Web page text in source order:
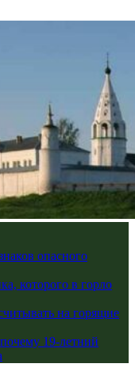
опасного
которого в горло
на горящие
19-летний